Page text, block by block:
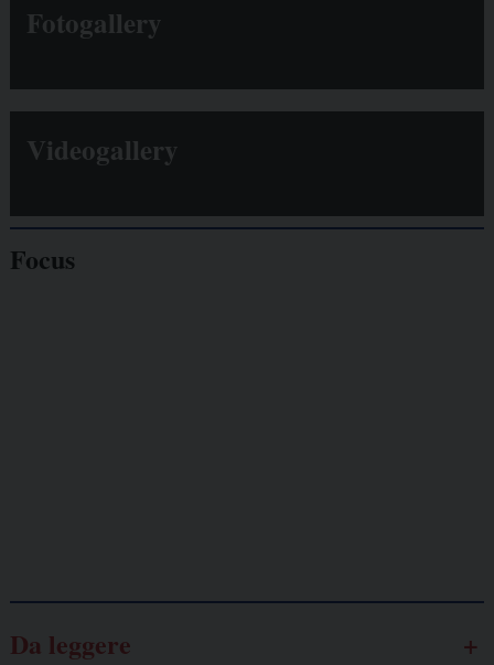
Fotogallery
Videogallery
Focus
Da leggere